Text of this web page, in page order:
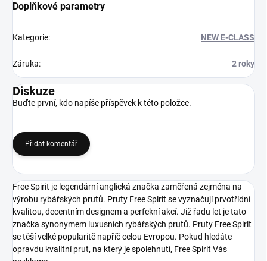
Doplňkové parametry
Kategorie: NEW E-CLASS
Záruka: 2 roky
Diskuze
Buďte první, kdo napíše příspěvek k této položce.
Přidat komentář
Free Spirit je legendární anglická značka zaměřená zejména na
výrobu rybářských prutů. Pruty Free Spirit se vyznačují prvotřídní
kvalitou, decentním designem a perfekní akcí. Již řadu let je tato
značka synonymem luxusních rybářských prutů. Pruty Free Spirit
se těší velké popularitě napříč celou Evropou. Pokud hledáte
opravdu kvalitní prut, na který je spolehnutí, Free Spirit Vás